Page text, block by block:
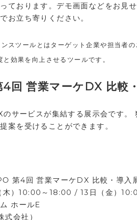
ております。デモ画面などをお見
お立ち寄りください。
スツールとはターゲット企業や担当者
効果を向上させるツールです。
回 営業マーケDX 比較
サービスが集結する展示会です
案を受けることができます。
第4回 営業マーケDX 比較・導入
木）10:00～18:00 / 13日（金）
ホールE
会社）